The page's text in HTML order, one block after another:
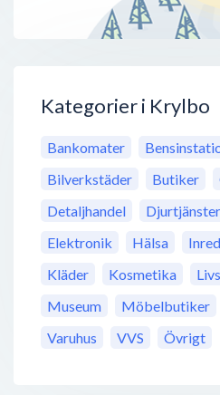
Kategorier i Krylbo
Bankomater
Bilverkstäder
Butiker
Detaljhandel
Djurtjänster
Elektronik
Hälsa
Kläder
Kosmetika
Museum
Möbelbutiker
Varuhus
VVS Övrigt